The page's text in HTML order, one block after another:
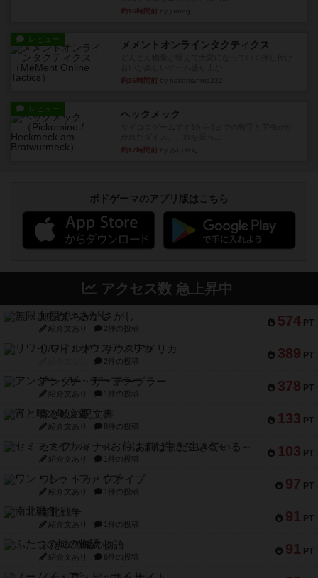
約16時間前
レビュー メメントオンラインタクティクス
約16時間前
レビュー ヘックメック
約17時間前
ボドゲーマのアプリ版はこちら
アクセス数 急上昇中
574 PT
無限まちがいさがし
紹介文あり 2件の投稿
389 PT
リワイルド：サウスアメリカ
2件の投稿
378 PT
アンダー・ザ・テーブラー
紹介文あり 1件の投稿
133 PT
宵と暁の呪文書
紹介文あり 8件の投稿
103 PT
セミファイナル ～お前はまだ生きている～
紹介文あり 1件の投稿
97 PT
ワン・トゥ・ファイブ
紹介文あり 1件の投稿
91 PT
南北戦争
紹介文あり 1件の投稿
91 PT
ふたつの城の物語
紹介文あり 6件の投稿